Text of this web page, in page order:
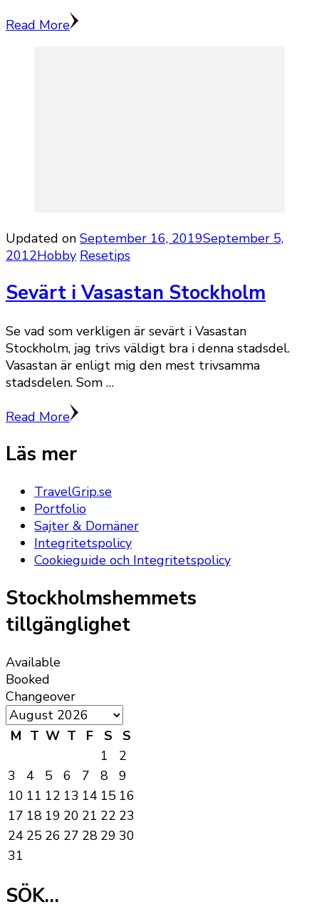
Read More
Updated on September 16, 2019September 5,
2012Hobby Resetips
Sevärt i Vasastan Stockholm
Se vad som verkligen är sevärt i Vasastan
Stockholm, jag trivs väldigt bra i denna stadsdel.
Vasastan är enligt mig den mest trivsamma
stadsdelen. Som …
Read More
Läs mer
TravelGrip.se
Portfolio
Sajter & Domäner
Integritetspolicy
Cookieguide och Integritetspolicy
Stockholmshemmets
tillgänglighet
Available
Booked
Changeover
M T W T F S
S
1
2
3
4 5 6 7 8
9
10 11 12 13 14 15 16
17 18 19 20 21 22 23
24 25 26 27 28 29 30
31
SÖK…